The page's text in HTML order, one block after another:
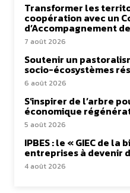
Transformer les
coopération avec un
d’Accompagnement
7 août 2026
Soutenir un
socio-écosystèmes
6 août 2026
S’inspirer de l’arbre
économique
5 août 2026
IPBES : le « GIEC de
entreprises à devenir
4 août 2026